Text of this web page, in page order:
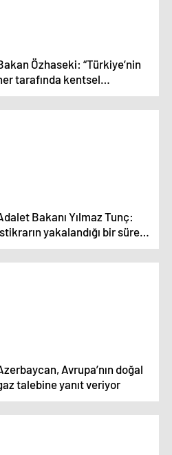
Özhaseki: “Türkiye’nin
tarafında kentsel
destekliyorum”
Bakanı Yılmaz Tunç:
yakalandığı bir süreci
beraber yaşayacağız
Avrupa’nın doğal
talebine yanıt veriyor